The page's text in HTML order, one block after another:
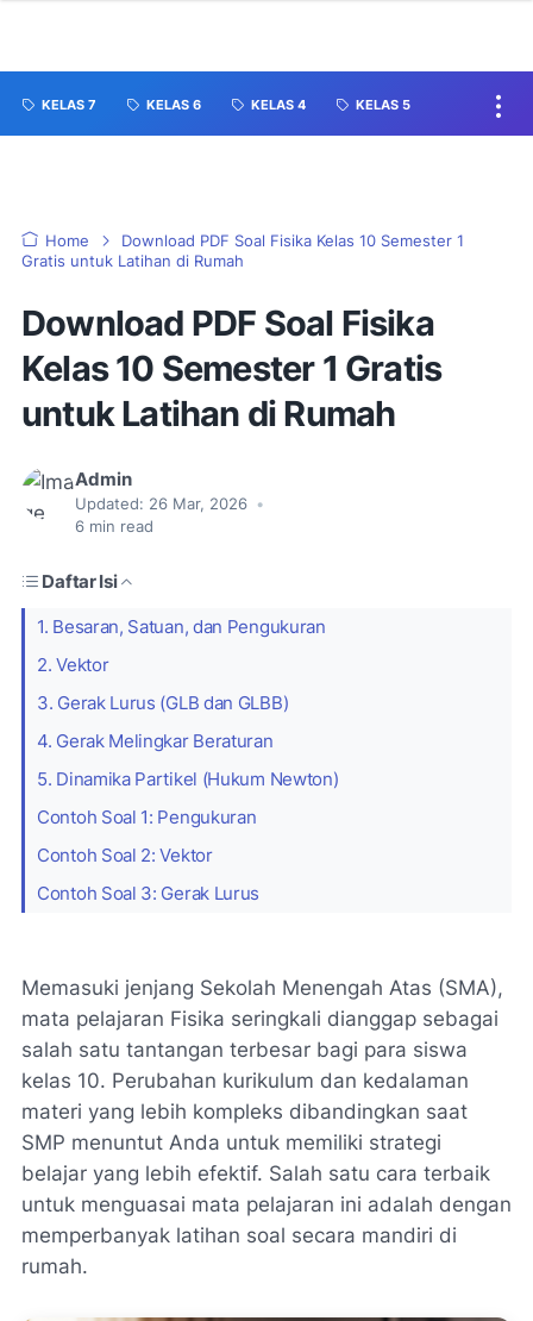
KELAS 7 KELAS 6 KELAS 4 KELAS 5
Home
Download PDF Soal Fisika Kelas 10 Semester 1
Gratis untuk Latihan di Rumah
Download PDF Soal Fisika
Kelas 10 Semester 1 Gratis
untuk Latihan di Rumah
Admin
Updated: 26 Mar, 2026 •
6 min read
Daftar Isi
1. Besaran, Satuan, dan Pengukuran
2. Vektor
3. Gerak Lurus (GLB dan GLBB)
4. Gerak Melingkar Beraturan
5. Dinamika Partikel (Hukum Newton)
Contoh Soal 1: Pengukuran
Contoh Soal 2: Vektor
Contoh Soal 3: Gerak Lurus
Memasuki jenjang Sekolah Menengah Atas (SMA),
mata pelajaran Fisika seringkali dianggap sebagai
salah satu tantangan terbesar bagi para siswa
kelas 10. Perubahan kurikulum dan kedalaman
materi yang lebih kompleks dibandingkan saat
SMP menuntut Anda untuk memiliki strategi
belajar yang lebih efektif. Salah satu cara terbaik
untuk menguasai mata pelajaran ini adalah dengan
memperbanyak latihan soal secara mandiri di
rumah.